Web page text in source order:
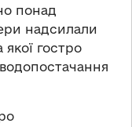
понад
надсилали
гостро
водопостачання